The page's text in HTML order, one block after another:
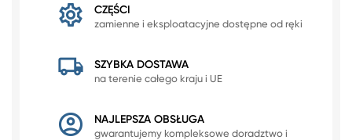
CZĘŚCI
zamienne i eksploatacyjne dostępne od ręki
SZYBKA DOSTAWA
na terenie całego kraju i UE
NAJLEPSZA OBSŁUGA
gwarantujemy kompleksowe doradztwo i